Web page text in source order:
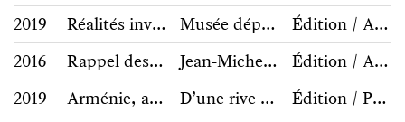
2019
Réalités invisibles Musée départemental Albert Kahn / Éditions Bernard Chauveau
Édition / Archive, collection, histoire
2016
Rappel des titres Jean-Michel Alberola / Palais de Tokyo
Édition / Art contemporain
2019
Arménie, année zéro D’une rive à l’autre
Édition / Photographie, architecture